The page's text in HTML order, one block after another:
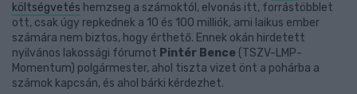
költségvetés hemzseg a számoktól, elvonás itt, forrástöbblet
ott, csak úgy repkednek a 10 és 100 milliók, ami laikus ember
számára nem biztos, hogy érthető. Ennek okán hirdetett
nyilvános lakossági fórumot Pintér Bence (TSZV-LMP-
Momentum) polgármester, ahol tiszta vizet önt a pohárba a
számok kapcsán, és ahol bárki kérdezhet.